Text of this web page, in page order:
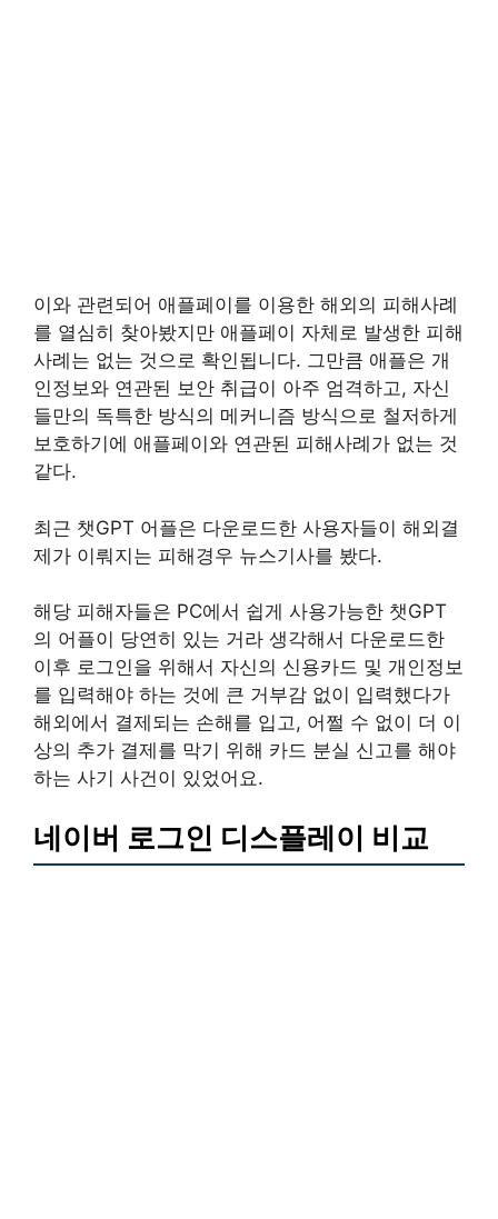
이와 관련되어 애플페이를 이용한 해외의 피해사례
를 열심히 찾아봤지만 애플페이 자체로 발생한 피해
사례는 없는 것으로 확인됩니다. 그만큼 애플은 개
인정보와 연관된 보안 취급이 아주 엄격하고, 자신
들만의 독특한 방식의 메커니즘 방식으로 철저하게
보호하기에 애플페이와 연관된 피해사례가 없는 것
같다.
최근 챗GPT 어플은 다운로드한 사용자들이 해외결
제가 이뤄지는 피해경우 뉴스기사를 봤다.
해당 피해자들은 PC에서 쉽게 사용가능한 챗GPT
의 어플이 당연히 있는 거라 생각해서 다운로드한
이후 로그인을 위해서 자신의 신용카드 및 개인정보
를 입력해야 하는 것에 큰 거부감 없이 입력했다가
해외에서 결제되는 손해를 입고, 어쩔 수 없이 더 이
상의 추가 결제를 막기 위해 카드 분실 신고를 해야
하는 사기 사건이 있었어요.
네이버 로그인 디스플레이 비교